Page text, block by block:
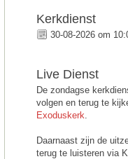
Kerkdienst
30-08-2026 om
Live Dienst
De zondagse
volgen en terug te
Exoduskerk.
Daarnaast zijn de
terug te luisteren via